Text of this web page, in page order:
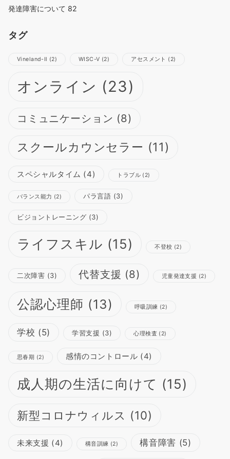
発達障害について 82
タグ
Vineland-Ⅱ (2) WISC-Ⅴ (2) アセスメント (2)
オンライン (23)
コミュニケーション (8)
スクールカウンセラー (11)
スペシャルタイム (4) トラブル (2)
バランス能力 (2) パラ言語 (3)
ビジョントレーニング (3)
ライフスキル (15) 不登校 (2)
二次障害 (3) 代替支援 (8) 児童発達支援 (2)
公認心理師 (13) 呼吸訓練 (2)
学校 (5) 学習支援 (3) 心理検査 (2)
思春期 (2) 感情のコントロール (4)
成人期の生活に向けて (15)
新型コロナウィルス (10)
未来支援 (4) 構音訓練 (2) 構音障害 (5)